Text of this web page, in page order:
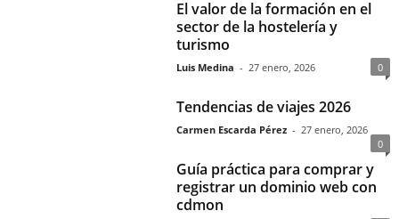
El valor de la formación en el
sector de la hostelería y
turismo
Luis Medina - 27 enero, 2026 0
Tendencias de viajes 2026
Carmen Escarda Pérez - 27 enero, 2026
0
Guía práctica para comprar y
registrar un dominio web con
cdmon